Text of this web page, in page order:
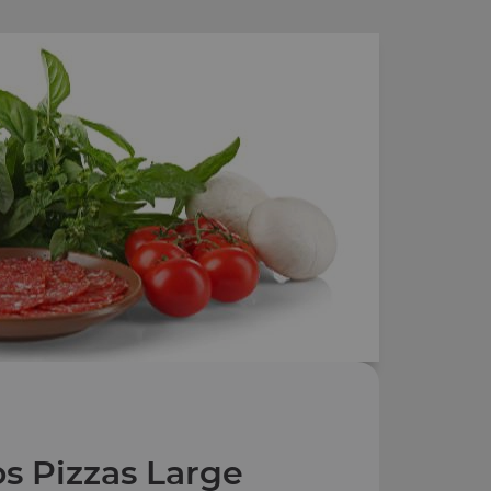
Pizzas Large